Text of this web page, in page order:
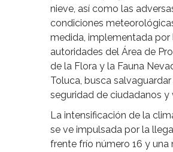
nieve, así como las
condiciones
medida, implementada por
autoridades del Área de
de la Flora y la Fauna
Toluca, busca salvaguardar
seguridad de ciudadanos y
La intensificación de la
se ve impulsada por la
frente frío número 16 y una